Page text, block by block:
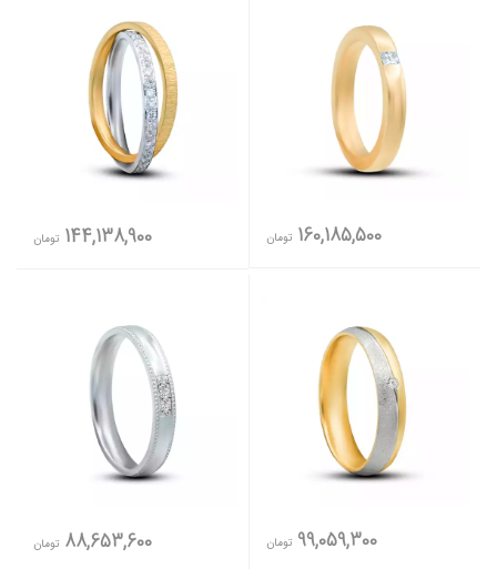
160,185,500 تومان 144,138,900 تومان
99,059,300 تومان 88,653,600 تومان